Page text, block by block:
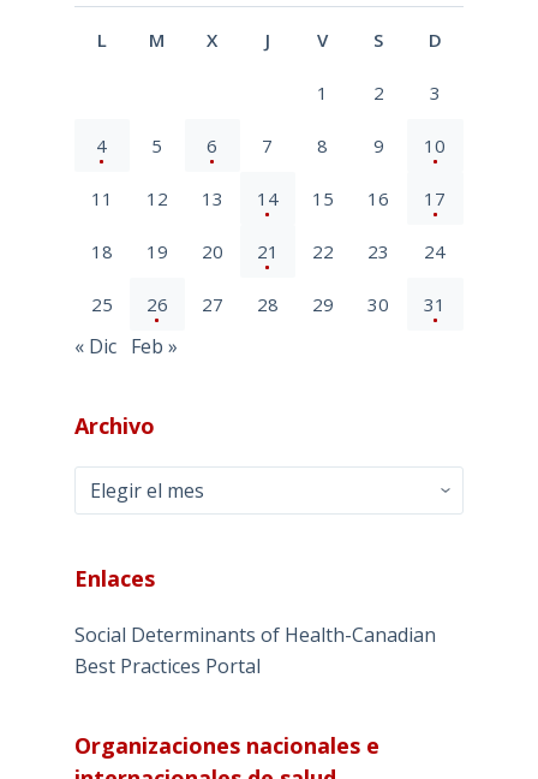
L M X J V S D
1 2 3
4 5 6 7 8 9 10
11 12 13 14 15 16 17
18 19 20 21 22 23 24
25 26 27 28 29 30 31
« Dic Feb »
Archivo
Archivo
Enlaces
Social Determinants of Health-Canadian
Best Practices Portal
Organizaciones nacionales e